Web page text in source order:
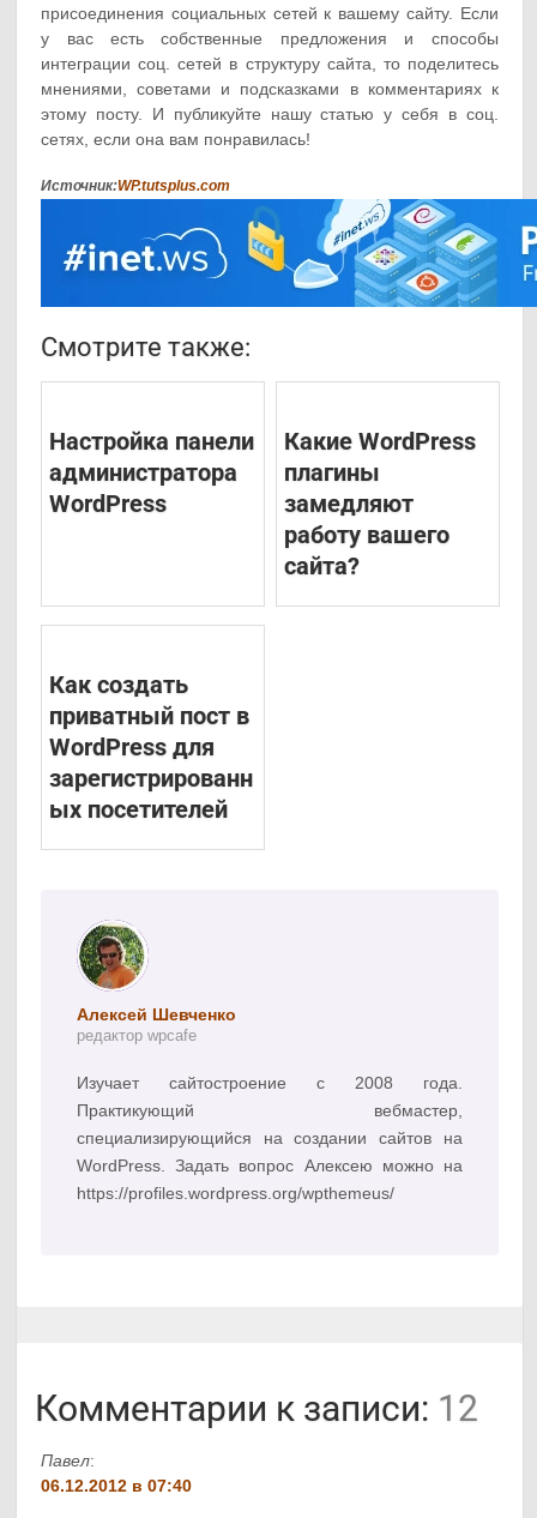
присоединения социальных сетей к вашему сайту. Если
у вас есть собственные предложения и способы
интеграции соц. сетей в структуру сайта, то поделитесь
мнениями, советами и подсказками в комментариях к
этому посту. И публикуйте нашу статью у себя в соц.
сетях, если она вам понравилась!
Источник:WP.tutsplus.com
Смотрите также:
Настройка панели
администратора
WordPress
Какие WordPress
плагины
замедляют
работу вашего
сайта?
Как создать
приватный пост в
WordPress для
зарегистрированн
ых посетителей
Алексей Шевченко
редактор wpcafe
Изучает сайтостроение с 2008 года.
Практикующий вебмастер,
специализирующийся на создании сайтов на
WordPress. Задать вопрос Алексею можно на
https://profiles.wordpress.org/wpthemeus/
Комментарии к записи: 12
Павел:
06.12.2012 в 07:40